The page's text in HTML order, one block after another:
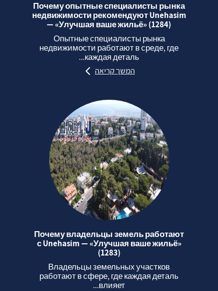
Почему опытные специалисты рынка
недвижимости рекомендуют Unehasim
— «Улучшая ваше жильё» (1284)
Опытные специалисты рынка
недвижимости работают в среде, где
каждая деталь...
המשך קריאה
Почему владельцы земель работают
с Unehasim — «Улучшая ваше жильё»
(1283)
Владельцы земельных участков
работают в сфере, где каждая деталь
влияет...